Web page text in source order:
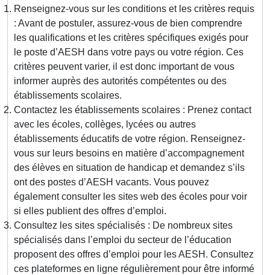
Renseignez-vous sur les conditions et les critères requis
: Avant de postuler, assurez-vous de bien comprendre
les qualifications et les critères spécifiques exigés pour
le poste d’AESH dans votre pays ou votre région. Ces
critères peuvent varier, il est donc important de vous
informer auprès des autorités compétentes ou des
établissements scolaires.
Contactez les établissements scolaires : Prenez contact
avec les écoles, collèges, lycées ou autres
établissements éducatifs de votre région. Renseignez-
vous sur leurs besoins en matière d’accompagnement
des élèves en situation de handicap et demandez s’ils
ont des postes d’AESH vacants. Vous pouvez
également consulter les sites web des écoles pour voir
si elles publient des offres d’emploi.
Consultez les sites spécialisés : De nombreux sites
spécialisés dans l’emploi du secteur de l’éducation
proposent des offres d’emploi pour les AESH. Consultez
ces plateformes en ligne régulièrement pour être informé